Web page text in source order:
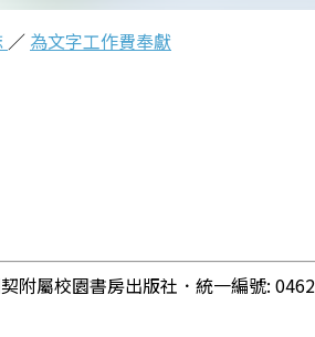
／ 為文字工作費奉獻
附屬校園書房出版社 ． 統一編號: